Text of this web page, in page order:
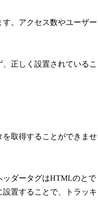
。アクセス数やユーザー
正しく設置されているこ
を取得することができませ
ッダータグはHTMLのとで
置することで、トラッキ